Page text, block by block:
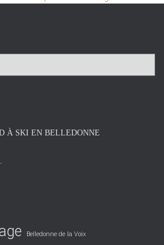
À SKI EN BELLEDONNE
Belledonne de la Voix